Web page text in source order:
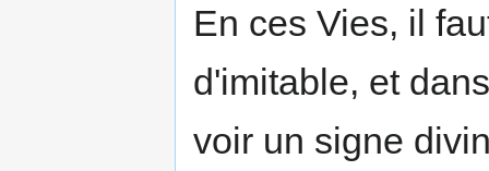
En ces Vies, il
d'imi­table, et
voir un signe